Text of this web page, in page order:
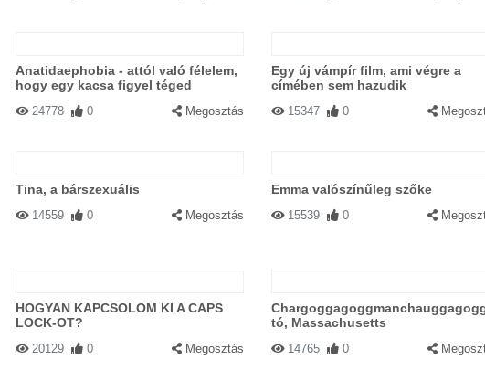
Anatidaephobia - attól való félelem,
hogy egy kacsa figyel téged
24778 0 Megosztás
Egy új vámpír film, ami végre a
címében sem hazudik
15347 0
Tina, a bárszexuális
14559 0 Megosztás
Emma valószínűleg szőke
15539 0
HOGYAN KAPCSOLOM KI A CAPS
LOCK-OT?
20129 0 Megosztás
tó, Massachusetts
14765 0